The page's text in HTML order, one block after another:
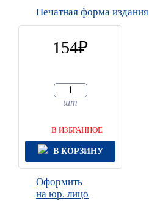
Печатная форма издания
154
шт
В ИЗБРАННОЕ
В КОРЗИНУ
Оформить
на юр. лицо